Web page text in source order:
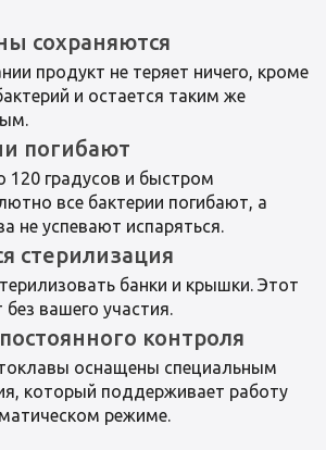
сохраняются
продукт не теряет ничего, кроме
и остается таким же
погибают
120 градусов и быстром
все бактерии погибают, а
не успевают испаряться.
стерилизация
банки и крышки. Этот
вашего участия.
контроля
оснащены специальным
который поддерживает работу
режиме.